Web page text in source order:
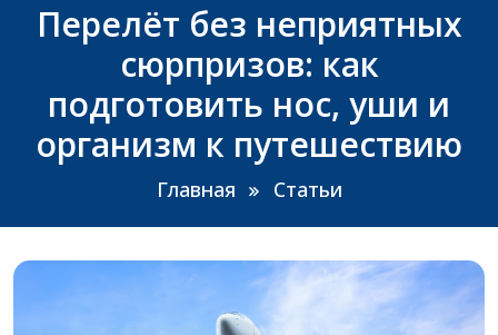
Перелёт без неприятных
сюрпризов: как
подготовить нос, уши и
организм к путешествию
Главная Статьи